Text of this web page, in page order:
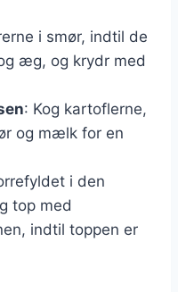
i smør, indtil de
æg, og krydr med
: Kog kartoflerne,
og mælk for en
i den
top med
indtil toppen er